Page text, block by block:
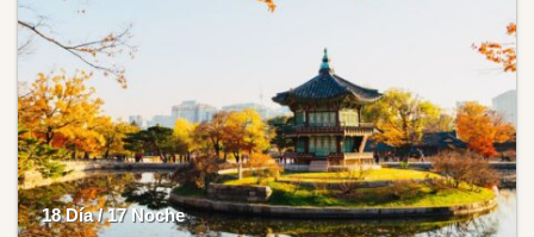
18 Día / 17 Noche